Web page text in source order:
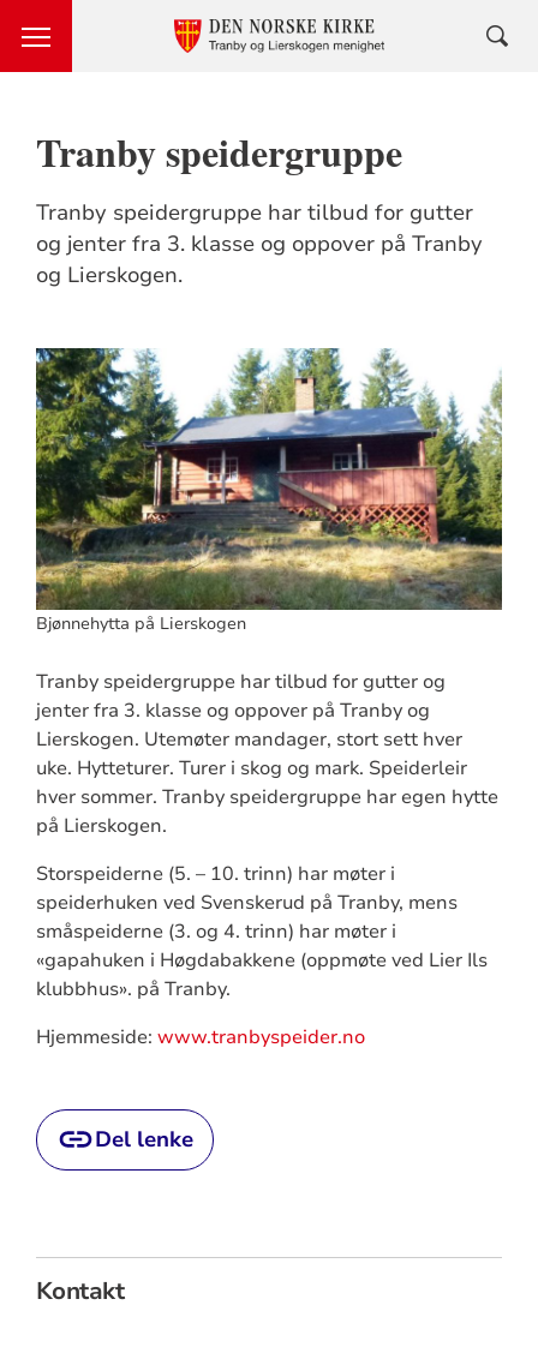
Tranby speidergruppe
Tranby speidergruppe har tilbud for gutter
og jenter fra 3. klasse og oppover på Tranby
og Lierskogen.
Bjønnehytta på Lierskogen
Tranby speidergruppe har tilbud for gutter og
jenter fra 3. klasse og oppover på Tranby og
Lierskogen. Utemøter mandager, stort sett hver
uke. Hytteturer. Turer i skog og mark. Speiderleir
hver sommer. Tranby speidergruppe har egen hytte
på Lierskogen.
Storspeiderne (5. – 10. trinn) har møter i
speiderhuken ved Svenskerud på Tranby, mens
småspeiderne (3. og 4. trinn) har møter i
«gapahuken i Høgdabakkene (oppmøte ved Lier Ils
klubbhus». på Tranby.
Hjemmeside: www.tranbyspeider.no
Del lenke
Kontakt